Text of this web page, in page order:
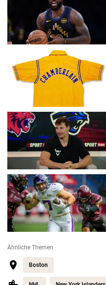
Ähnliche Themen
Boston